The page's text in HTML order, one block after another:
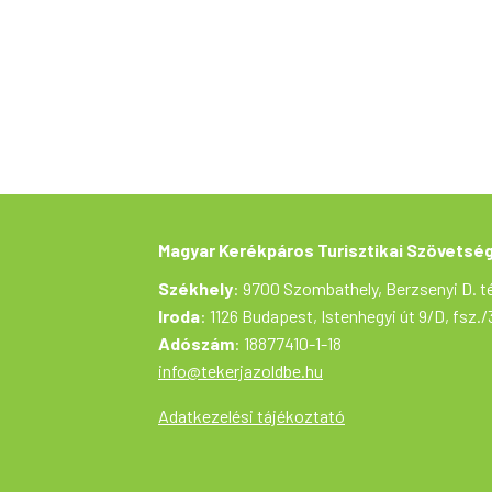
Magyar Kerékpáros Turisztikai
Székhely: 9700 Szombathely, Berzsenyi D.
Iroda: 1126 Budapest, Istenhegyi út 9/D, fsz./
Adószám: 18877410-1-18
info@tekerjazoldbe.hu
Adatkezelési tájékoztató